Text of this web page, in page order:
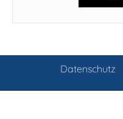
Datenschutz